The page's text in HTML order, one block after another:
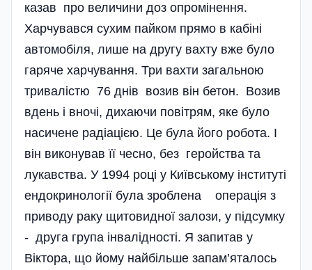
казав про величини доз опромінення.
Харчувався сухим пайком прямо в кабіні
автомобіля, лише на другу вахту вже було
гаряче харчування. Три вахти загальною
тривалістю 76 днів возив він бетон. Возив
вдень і вночі, дихаючи повітрям, яке було
насичене радіацією. Це була його робота. І
він виконував її чесно, без геройства та
лукавства. У 1994 році у Київському інституті
ендокринології була зроблена операція з
приводу раку щитовидної залози, у підсумку
- друга група інвалідності. Я запитав у
Віктора, що йому найбільше запам’яталось